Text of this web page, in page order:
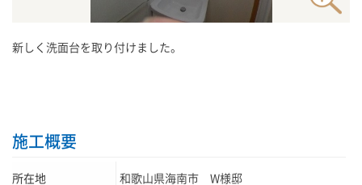
新しく洗面台を取り付けました。
施工概要
所在地 和歌山県海南市 W様邸